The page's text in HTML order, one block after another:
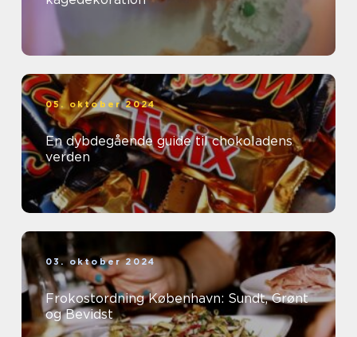
05. oktober 2024
En dybdegående guide til chokoladens
verden
03. oktober 2024
Frokostordning København: Sundt, Grønt
og Bevidst